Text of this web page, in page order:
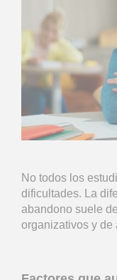
No todos los
dificultades. La
abandono suele
organizativos y de